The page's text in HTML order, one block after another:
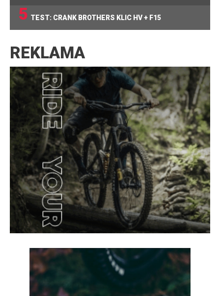
5 TEST: CRANK BROTHERS KLIC HV + F15
REKLAMA